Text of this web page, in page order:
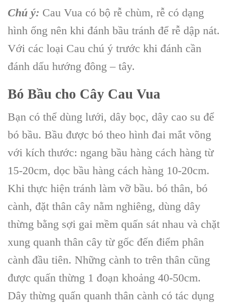
Chú ý: Cau Vua có bộ rễ chùm, rễ có dạng
hình ống nên khi đánh bầu tránh để rễ dập nát.
Với các loại Cau chú ý trước khi đánh cần
đánh dấu hướng đông – tây.
Bó Bầu cho Cây Cau Vua
Bạn có thể dùng lưới, dây bọc, dây cao su để
bó bầu. Bầu được bó theo hình đai mắt võng
với kích thước: ngang bầu hàng cách hàng từ
15-20cm, dọc bầu hàng cách hàng 10-20cm.
Khi thực hiện tránh làm vỡ bầu. bó thân, bó
cành, đặt thân cây nằm nghiêng, dùng dây
thừng bằng sợi gai mềm quấn sát nhau và chặt
xung quanh thân cây từ gốc đến điểm phân
cành đầu tiên. Những cành to trên thân cũng
được quấn thừng 1 đoạn khoảng 40-50cm.
Dây thừng quấn quanh thân cành có tác dụng